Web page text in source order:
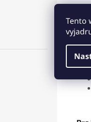
Tento